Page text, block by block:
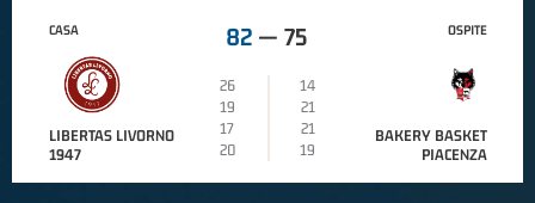
CASA
LIBERTAS LIVORNO
1947
82 — 75
26
14
19
21
17
21
20
19
OSPITE
BAKERY BASKET
PIACENZA